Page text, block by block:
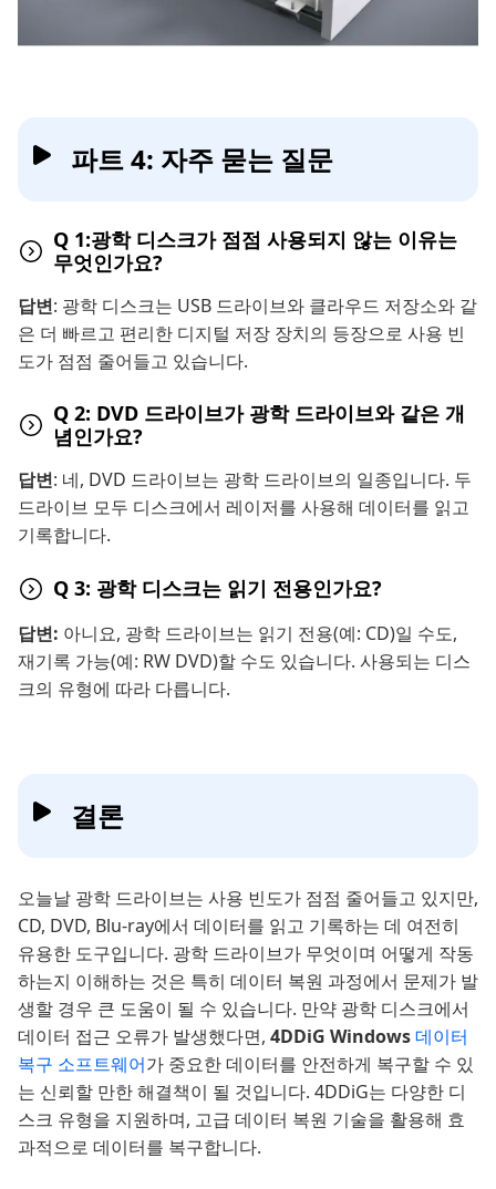
파트 4: 자주 묻는 질문
Q 1:광학 디스크가 점점 사용되지 않는 이유는
무엇인가요?
답변: 광학 디스크는 USB 드라이브와 클라우드 저장소와 같
은 더 빠르고 편리한 디지털 저장 장치의 등장으로 사용 빈
도가 점점 줄어들고 있습니다.
Q 2: DVD 드라이브가 광학 드라이브와 같은 개
념인가요?
답변: 네, DVD 드라이브는 광학 드라이브의 일종입니다. 두
드라이브 모두 디스크에서 레이저를 사용해 데이터를 읽고
기록합니다.
Q 3: 광학 디스크는 읽기 전용인가요?
답변: 아니요, 광학 드라이브는 읽기 전용(예: CD)일 수도,
재기록 가능(예: RW DVD)할 수도 있습니다. 사용되는 디스
크의 유형에 따라 다릅니다.
결론
오늘날 광학 드라이브는 사용 빈도가 점점 줄어들고 있지만,
CD, DVD, Blu-ray에서 데이터를 읽고 기록하는 데 여전히
유용한 도구입니다. 광학 드라이브가 무엇이며 어떻게 작동
하는지 이해하는 것은 특히 데이터 복원 과정에서 문제가 발
생할 경우 큰 도움이 될 수 있습니다. 만약 광학 디스크에서
데이터 접근 오류가 발생했다면, 4DDiG Windows데이터
복구 소프트웨어가 중요한 데이터를 안전하게 복구할 수 있
는 신뢰할 만한 해결책이 될 것입니다. 4DDiG는 다양한 디
스크 유형을 지원하며, 고급 데이터 복원 기술을 활용해 효
과적으로 데이터를 복구합니다.